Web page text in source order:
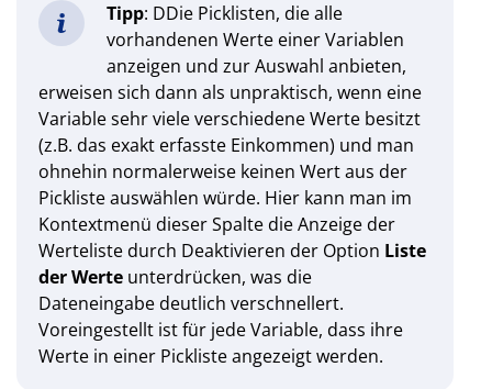
Tipp: DDie Picklisten, die alle
vorhandenen Werte einer Variablen
anzeigen und zur Auswahl anbieten,
erweisen sich dann als unpraktisch, wenn eine
Variable sehr viele verschiedene Werte besitzt
(z.B. das exakt erfasste Einkommen) und man
ohnehin normalerweise keinen Wert aus der
Pickliste auswählen würde. Hier kann man im
Kontextmenü dieser Spalte die Anzeige der
Werteliste durch Deaktivieren der Option Liste
der Werte unterdrücken, was die
Dateneingabe deutlich verschnellert.
Voreingestellt ist für jede Variable, dass ihre
Werte in einer Pickliste angezeigt werden.